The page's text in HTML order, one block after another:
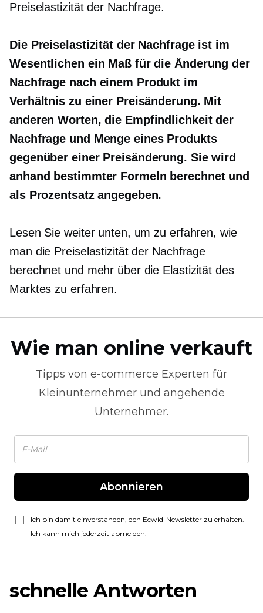
Preiselastizität der Nachfrage.
Die Preiselastizität der Nachfrage ist im
Wesentlichen ein Maß für die Änderung der
Nachfrage nach einem Produkt im
Verhältnis zu einer Preisänderung. Mit
anderen Worten, die Empfindlichkeit der
Nachfrage und Menge eines Produkts
gegenüber einer Preisänderung. Sie wird
anhand bestimmter Formeln berechnet und
als Prozentsatz angegeben.
Lesen Sie weiter unten, um zu erfahren, wie
man die Preiselastizität der Nachfrage
berechnet und mehr über die Elastizität des
Marktes zu erfahren.
Wie man online verkauft
Tipps von e-commerce Experten für
Kleinunternehmer und angehende
Unternehmer.
Abonnieren
Ich bin damit einverstanden, den Ecwid-Newsletter zu erhalten.
Ich kann mich jederzeit abmelden.
schnelle Antworten